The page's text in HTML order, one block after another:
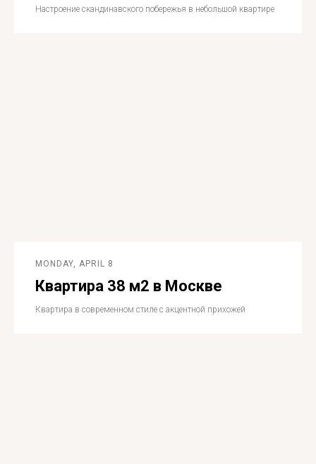
Настроение скандинавского побережья в небольшой квартире
MONDAY, APRIL 8
Квартира 38 м2 в Москве
Квартира в современном стиле с акцентной прихожей